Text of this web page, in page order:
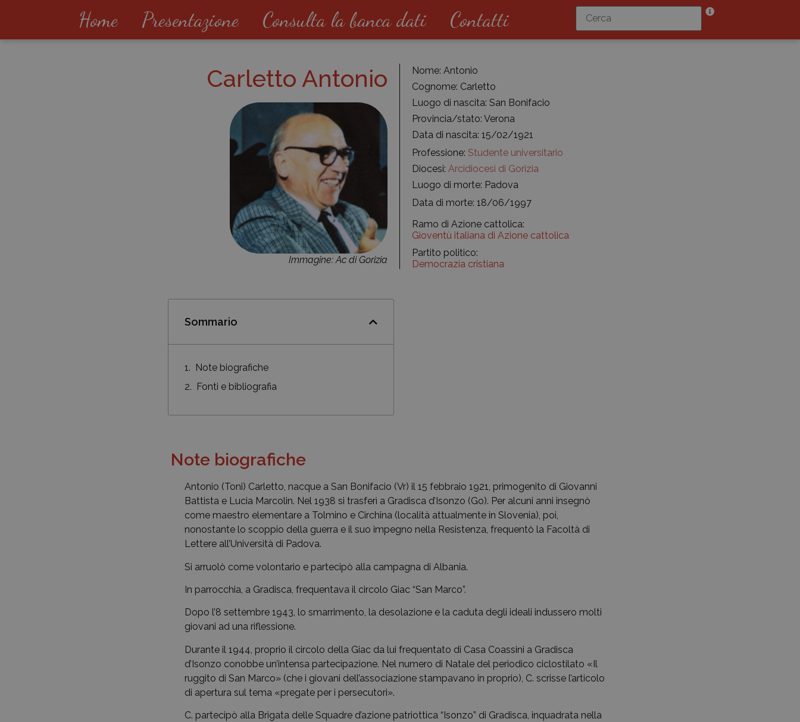
Home Presentazione Consulta la banca dati Contatti
Carletto Antonio
Immagine: Ac di Gorizia
Nome: Antonio
Cognome: Carletto
Luogo di nascita: San Bonifacio
Provincia/stato: Verona
Data di nascita: 15/02/1921
Professione: Studente universitario
Diocesi: Arcidiocesi di Gorizia
Luogo di morte: Padova
Data di morte: 18/06/1997
Ramo di Azione cattolica:
Gioventù italiana di Azione cattolica
Partito politico:
Democrazia cristiana
Sommario
Note biografiche
Fonti e bibliografia
Note biografiche
Antonio (Toni) Carletto, nacque a San Bonifacio (Vr) il 15 febbraio 1921, primogenito di Giovanni
Battista e Lucia Marcolin. Nel 1938 si trasferì a Gradisca d’Isonzo (Go). Per alcuni anni insegnò
come maestro elementare a Tolmino e Circhina (località attualmente in Slovenia), poi,
nonostante lo scoppio della guerra e il suo impegno nella Resistenza, frequentò la Facoltà di
Lettere all’Università di Padova.
Si arruolò come volontario e partecipò alla campagna di Albania.
In parrocchia, a Gradisca, frequentava il circolo Giac “San Marco”.
Dopo l’8 settembre 1943, lo smarrimento, la desolazione e la caduta degli ideali indussero molti
giovani ad una riflessione.
Durante il 1944, proprio il circolo della Giac da lui frequentato di Casa Coassini a Gradisca
d’Isonzo conobbe un’intensa partecipazione. Nel numero di Natale del periodico ciclostilato «Il
ruggito di San Marco» (che i giovani dell’associazione stampavano in proprio), C. scrisse l’articolo
di apertura sul tema «pregate per i persecutori».
C. partecipò alla Brigata delle Squadre d’azione patriottica “Isonzo” di Gradisca, inquadrata nella